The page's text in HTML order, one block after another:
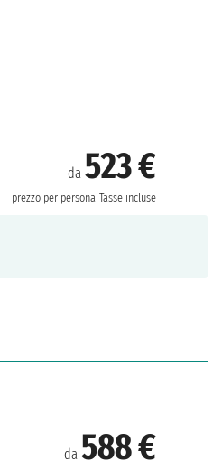
da523 €
prezzo per persona Tasse incluse
da588 €